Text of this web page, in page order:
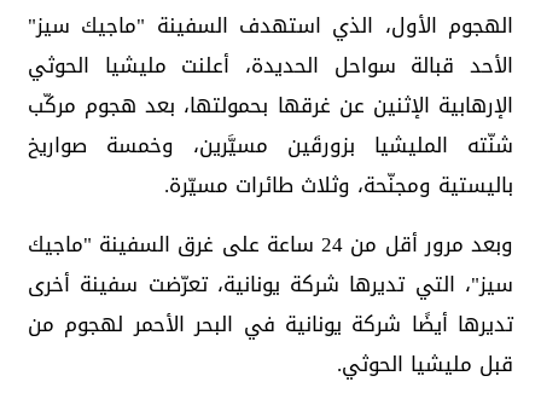
الهجوم الأول، الذي استهدف السفينة "ماجيك سيز"
الأحد قبالة سواحل الحديدة، أعلنت مليشيا الحوثي
الإرهابية الإثنين عن غرقها بحمولتها، بعد هجوم مركّب
شنّته المليشيا بزورقَين مسيَّرين، وخمسة صواريخ
باليستية ومجنّحة، وثلاث طائرات مسيّرة.
وبعد مرور أقل من 24 ساعة على غرق السفينة "ماجيك
سيز"، التي تديرها شركة يونانية، تعرّضت سفينة أخرى
تديرها أيضًا شركة يونانية في البحر الأحمر لهجوم من
قبل مليشيا الحوثي.